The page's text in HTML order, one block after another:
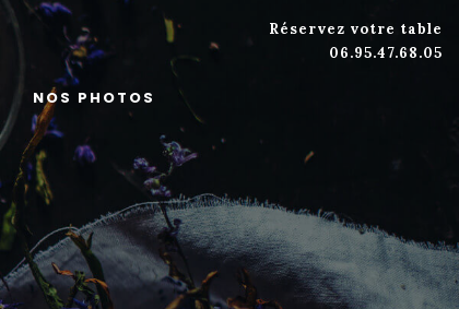
NOS PHOTOS
Réservez votre table
06.95.47.68.05